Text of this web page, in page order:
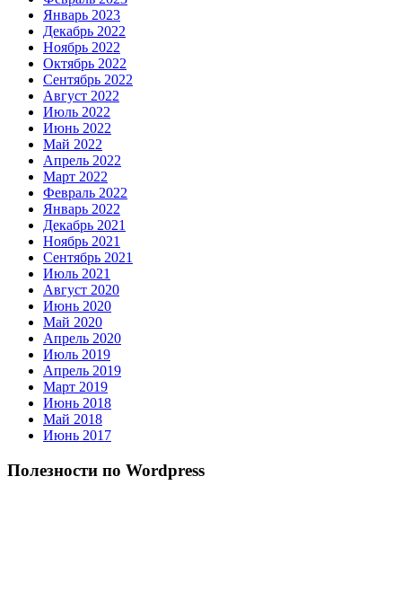
Январь 2023
Декабрь 2022
Ноябрь 2022
Октябрь 2022
Сентябрь 2022
Август 2022
Июль 2022
Июнь 2022
Май 2022
Апрель 2022
Март 2022
Февраль 2022
Январь 2022
Декабрь 2021
Ноябрь 2021
Сентябрь 2021
Июль 2021
Август 2020
Июнь 2020
Май 2020
Апрель 2020
Июль 2019
Апрель 2019
Март 2019
Июнь 2018
Май 2018
Июнь 2017
Полезности по Wordpress